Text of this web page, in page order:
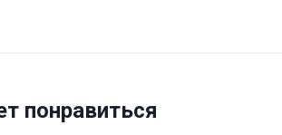
понравиться